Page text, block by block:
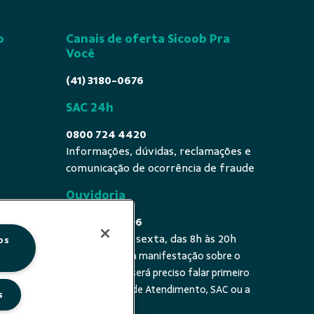
- De
Canais de oferta Sicoob Pra
Você
(41) 3180-0676
SAC 24h
0800 724 4420
Informações, dúvidas, reclamações e
comunicação de ocorrência de fraude
Ouvidoria
0800 725 0996
De segunda a sexta, das 8h às 20h
É a sua primeira manifestação sobre o
tema? Se sim, será preciso falar primeiro
com a Central de Atendimento, SAC ou a